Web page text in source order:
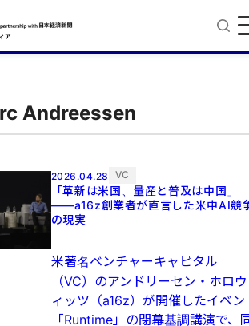
Andreessen
2026.04.28 VC
「革新は米国、量産と普及は中国」
——a16z創業者が直言した米中AI競
の現実
米著名ベンチャーキャピタル
（VC）のアンドリーセン・ホロウ
ィッツ（a16z）が開催したイベン
「Runtime」の閉幕基調講演で、